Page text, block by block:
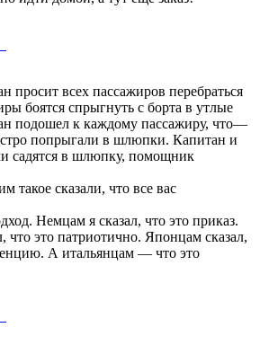
просит всех пассажиров перебраться
боятся спрыгнуть с борта в утлые
подошел к каждому пассажиру, что—
попрыгали в шлюпки. Капитан и
садятся в шлюпку, помощник
такое сказали, что все вас
Немцам я сказал, что это приказ.
что это патриотично. Японцам сказал,
А итальянцам — что это